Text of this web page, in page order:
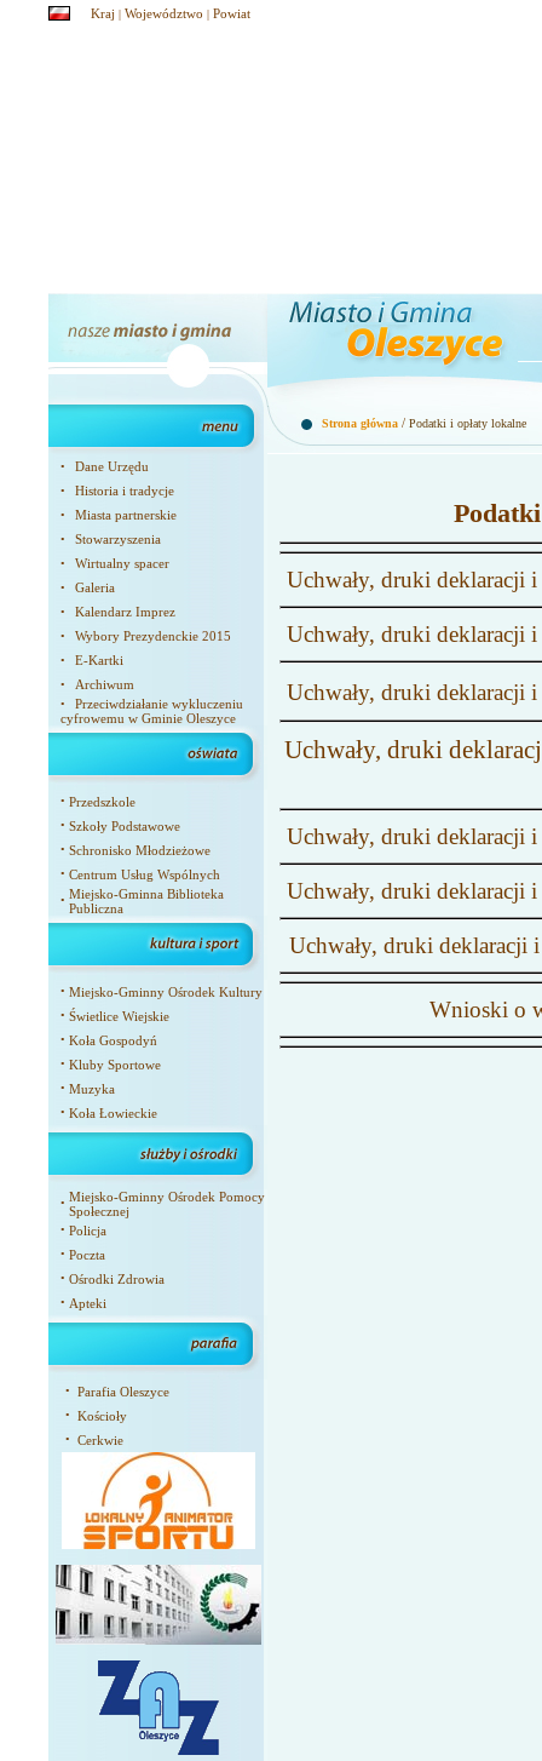
Kraj | Województwo | Powiat
Strona główna / Podatki i opłaty lokalne
• Dane Urzędu
• Historia i tradycje
• Miasta partnerskie
• Stowarzyszenia
• Wirtualny spacer
• Galeria
• Kalendarz Imprez
• Wybory Prezydenckie 2015
• E-Kartki
• Archiwum
•
Przeciwdziałanie wykluczeniu
cyfrowemu w Gminie Oleszyce
• Przedszkole
• Szkoły Podstawowe
• Schronisko Młodzieżowe
• Centrum Usług Wspólnych
• Miejsko-Gminna Biblioteka
Publiczna
• Miejsko-Gminny Ośrodek Kultury
• Świetlice Wiejskie
• Koła Gospodyń
• Kluby Sportowe
• Muzyka
• Koła Łowieckie
• Miejsko-Gminny Ośrodek Pomocy
Społecznej
• Policja
• Poczta
• Ośrodki Zdrowia
• Apteki
• Parafia Oleszyce
• Kościoły
• Cerkwie
Uchwały, druki deklaracji
Uchwały, druki deklaracji
Uchwały, druki deklaracji
Uchwały, druki
Uchwały, druki deklaracji
Uchwały, druki deklaracji
Uchwały, druki deklaracji
Wnioski o